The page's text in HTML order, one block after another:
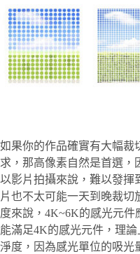
如果你的作品確實有大幅裁
求，那高像素自然是首選，
以影片拍攝來說，難以發揮
片也不太可能一天到晚裁切
度來說，4K~6K的感光元件
能滿足4K的感光元件，理
淨度，因為感光單位的吸光